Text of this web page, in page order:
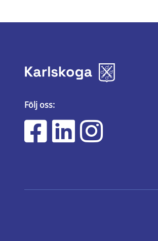
Följ oss: